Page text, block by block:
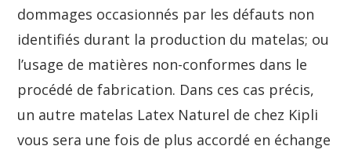
dommages occasionnés par les défauts non
identifiés durant la production du matelas; ou
l’usage de matières non-conformes dans le
procédé de fabrication. Dans ces cas précis,
un autre matelas Latex Naturel de chez Kipli
vous sera une fois de plus accordé en échange